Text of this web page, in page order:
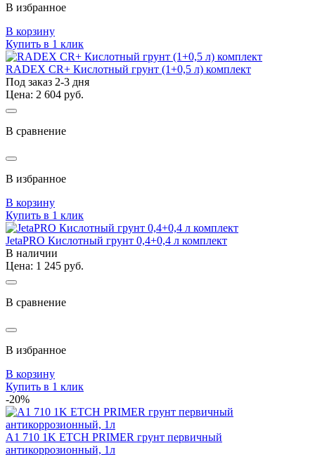
В избранное
В корзину
Купить в 1 клик
RADEX CR+ Кислотный грунт (1+0,5 л) комплект
Под заказ 2-3 дня
Цена: 2 604 руб.
В сравнение
В избранное
В корзину
Купить в 1 клик
JetaPRO Кислотный грунт 0,4+0,4 л комплект
В наличии
Цена: 1 245 руб.
В сравнение
В избранное
В корзину
Купить в 1 клик
-20%
A1 710 1K ETCH PRIMER грунт первичный
антикоррозионный, 1л